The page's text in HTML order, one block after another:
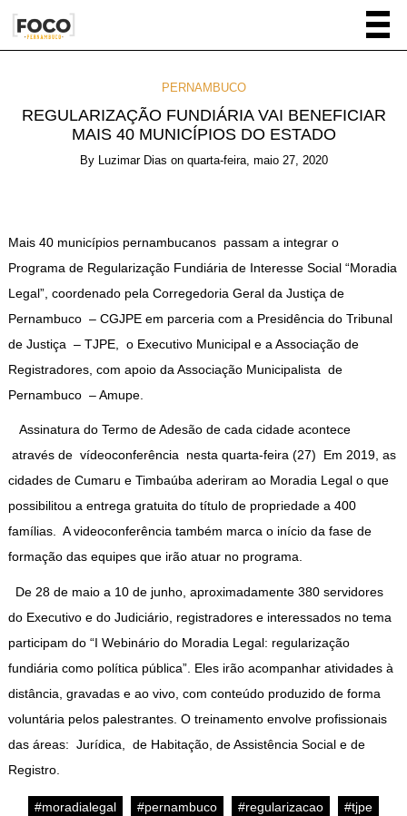
PERNAMBUCO
REGULARIZAÇÃO FUNDIÁRIA VAI BENEFICIAR
MAIS 40 MUNICÍPIOS DO ESTADO
By Luzimar Dias on quarta-feira, maio 27, 2020
Mais 40 municípios pernambucanos passam a integrar o
Programa de Regularização Fundiária de Interesse Social “Moradia
Legal”, coordenado pela Corregedoria Geral da Justiça de
Pernambuco – CGJPE em parceria com a Presidência do Tribunal
de Justiça – TJPE, o Executivo Municipal e a Associação de
Registradores, com apoio da Associação Municipalista de
Pernambuco – Amupe.
Assinatura do Termo de Adesão de cada cidade acontece
através de vídeoconferência nesta quarta-feira (27) Em 2019, as
cidades de Cumaru e Timbaúba aderiram ao Moradia Legal o que
possibilitou a entrega gratuita do título de propriedade a 400
famílias. A videoconferência também marca o início da fase de
formação das equipes que irão atuar no programa.
De 28 de maio a 10 de junho, aproximadamente 380 servidores
do Executivo e do Judiciário, registradores e interessados no tema
participam do “I Webinário do Moradia Legal: regularização
fundiária como política pública”. Eles irão acompanhar atividades à
distância, gravadas e ao vivo, com conteúdo produzido de forma
voluntária pelos palestrantes. O treinamento envolve profissionais
das áreas: Jurídica, de Habitação, de Assistência Social e de
Registro.
#moradialegal #pernambuco #regularizacao #tjpe